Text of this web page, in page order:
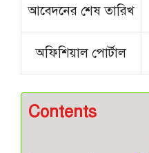
আবেদনের শেষ তারিখ
অফিশিয়াল পোর্টাল
Contents